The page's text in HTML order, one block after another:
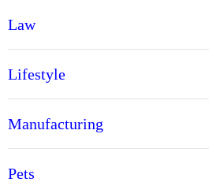
Law
Lifestyle
Manufacturing
Pets